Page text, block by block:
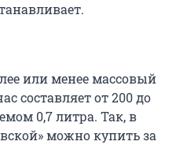
или менее массовый
составляет от 200 до
0,7 литра. Так, в
можно купить за